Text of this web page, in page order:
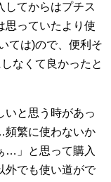
してからはプチス
思っていたより使
ては)ので、便利そ
なくて良かったと
いと思う時があっ
頻繁に使わないか
…」と思って購入
外でも使い道がで